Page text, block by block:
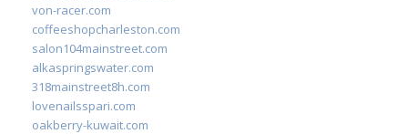
von-racer.com
coffeeshopcharleston.com
salon104mainstreet.com
alkaspringswater.com
318mainstreet8h.com
lovenailsspari.com
oakberry-kuwait.com